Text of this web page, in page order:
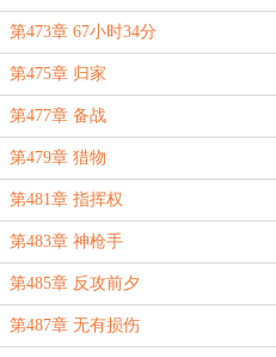
第473章 67小时34分
第475章 归家
第477章 备战
第479章 猎物
第481章 指挥权
第483章 神枪手
第485章 反攻前夕
第487章 无有损伤